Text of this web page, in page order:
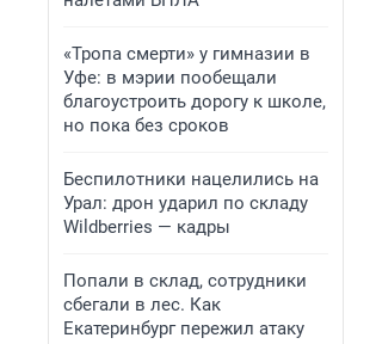
«Тропа смерти» у гимназии в
Уфе: в мэрии пообещали
благоустроить дорогу к школе,
но пока без сроков
Беспилотники нацелились на
Урал: дрон ударил по складу
Wildberries — кадры
Попали в склад, сотрудники
сбегали в лес. Как
Екатеринбург пережил атаку